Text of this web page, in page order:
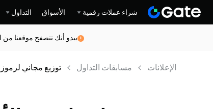
شراء عملات رقمية الأسواق التداول
يبدو أنك تتصفح موقعنا من
الإعلانات مسابقات التداول